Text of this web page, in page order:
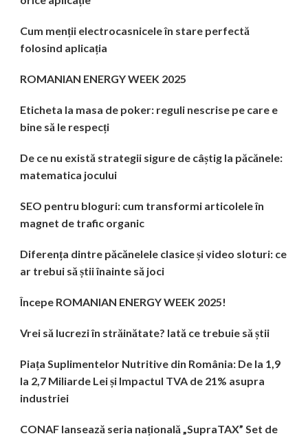
Cum menții electrocasnicele în stare perfectă
folosind aplicația
ROMANIAN ENERGY WEEK 2025
Eticheta la masa de poker: reguli nescrise pe care e
bine să le respecți
De ce nu există strategii sigure de câștig la păcănele:
matematica jocului
SEO pentru bloguri: cum transformi articolele în
magnet de trafic organic
Diferența dintre păcănelele clasice și video sloturi: ce
ar trebui să știi înainte să joci
Începe ROMANIAN ENERGY WEEK 2025!
Vrei să lucrezi în străinătate? Iată ce trebuie să știi
Piața Suplimentelor Nutritive din România: De la 1,9
la 2,7 Miliarde Lei și Impactul TVA de 21% asupra
industriei
CONAF lansează seria națională „SupraTAX” Set de